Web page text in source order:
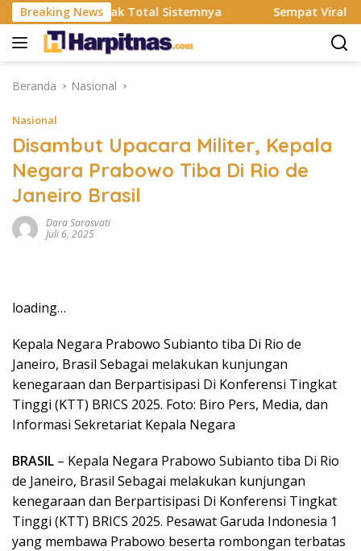
Langsung
ke
konten
Breaking News
Resmi Rombak Total Sistemnya Sempat Viral Gaya
Beranda Nasional
Nasional
Disambut Upacara Militer, Kepala
Negara Prabowo Tiba Di Rio de
Janeiro Brasil
Dara Sarasvati
Juli 6, 2025
loading…
Kepala Negara Prabowo Subianto tiba Di Rio de
Janeiro, Brasil Sebagai melakukan kunjungan
kenegaraan dan Berpartisipasi Di Konferensi Tingkat
Tinggi (KTT) BRICS 2025. Foto: Biro Pers, Media, dan
Informasi Sekretariat Kepala Negara
BRASIL – Kepala Negara Prabowo Subianto tiba Di Rio
de Janeiro, Brasil Sebagai melakukan kunjungan
kenegaraan dan Berpartisipasi Di Konferensi Tingkat
Tinggi (KTT) BRICS 2025. Pesawat Garuda Indonesia 1
yang membawa Prabowo beserta rombongan terbatas